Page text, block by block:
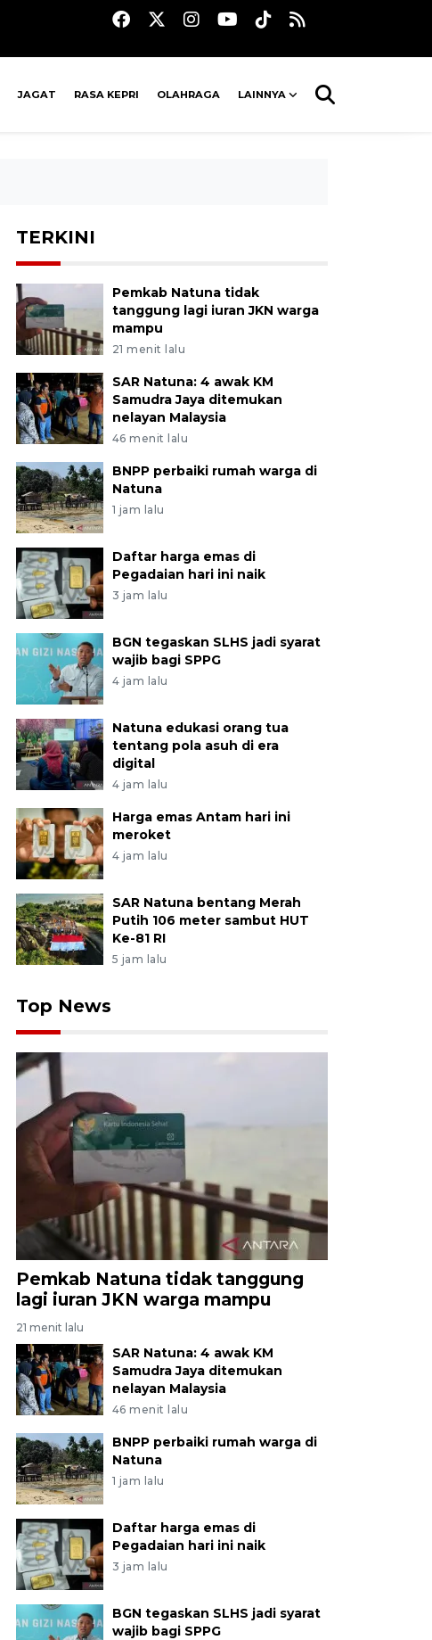
JAGAT RASA KEPRI OLAHRAGA LAINNYA
TERKINI
Pemkab Natuna tidak
tanggung lagi iuran JKN warga
mampu
21 menit lalu
SAR Natuna: 4 awak KM
Samudra Jaya ditemukan
nelayan Malaysia
46 menit lalu
BNPP perbaiki rumah warga di
Natuna
1 jam lalu
Daftar harga emas di
Pegadaian hari ini naik
3 jam lalu
BGN tegaskan SLHS jadi syarat
wajib bagi SPPG
4 jam lalu
Natuna edukasi orang tua
tentang pola asuh di era
digital
4 jam lalu
Harga emas Antam hari ini
meroket
4 jam lalu
SAR Natuna bentang Merah
Putih 106 meter sambut HUT
Ke-81 RI
5 jam lalu
Top News
Pemkab Natuna tidak tanggung
lagi iuran JKN warga mampu
21 menit lalu
SAR Natuna: 4 awak KM
Samudra Jaya ditemukan
nelayan Malaysia
46 menit lalu
BNPP perbaiki rumah warga di
Natuna
1 jam lalu
Daftar harga emas di
Pegadaian hari ini naik
3 jam lalu
BGN tegaskan SLHS jadi syarat
wajib bagi SPPG